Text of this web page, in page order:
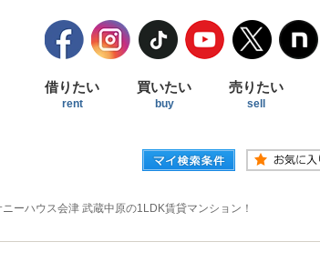
借りたい
rent
買いたい
buy
売りたい
sell
ニーハウス会津 武蔵中原の1LDK賃貸マンション！